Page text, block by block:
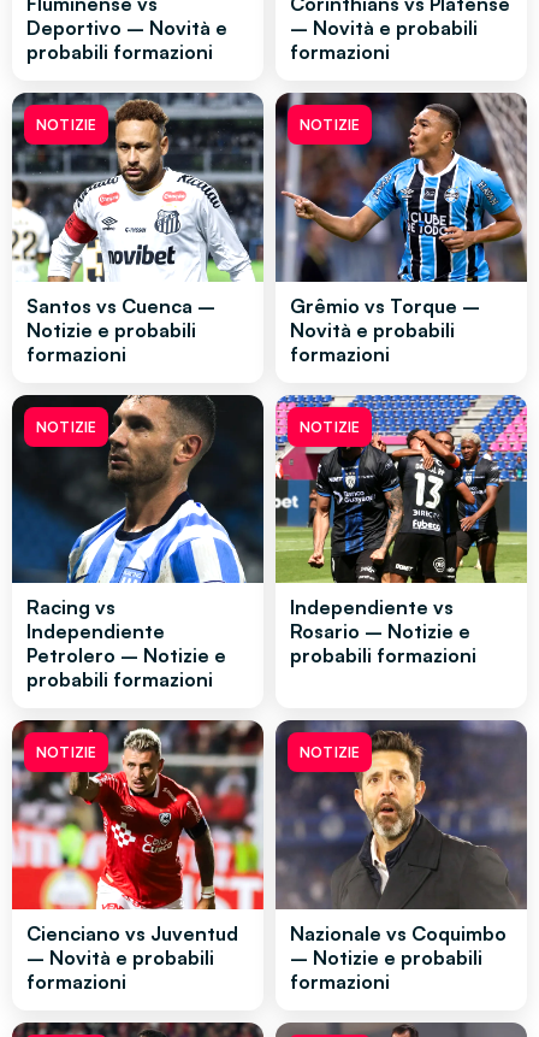
Deportivo – Novità e
probabili formazioni
– Novità e probabili
formazioni
NOTIZIE
Santos vs Cuenca –
Notizie e probabili
formazioni
NOTIZIE
Grêmio vs Torque –
Novità e probabili
formazioni
NOTIZIE
Racing vs
Independiente
Petrolero – Notizie e
probabili formazioni
NOTIZIE
Independiente vs
Rosario – Notizie e
probabili formazioni
NOTIZIE
Cienciano vs Juventud
– Novità e probabili
formazioni
NOTIZIE
Nazionale vs Coquimbo
– Notizie e probabili
formazioni